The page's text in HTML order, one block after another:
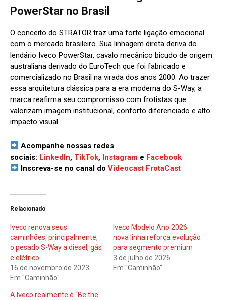
PowerStar no Brasil
O conceito do STRATOR traz uma forte ligação emocional
com o mercado brasileiro. Sua linhagem direta deriva do
lendário Iveco PowerStar, cavalo mecânico bicudo de origem
australiana derivado do EuroTech que foi fabricado e
comercializado no Brasil na virada dos anos 2000. Ao trazer
essa arquitetura clássica para a era moderna do S-Way, a
marca reafirma seu compromisso com frotistas que
valorizam imagem institucional, conforto diferenciado e alto
impacto visual.
Acompanhe nossas redes
sociais: LinkedIn, TikTok, Instagram e Facebook
Inscreva-se no canal doVideocast FrotaCast
Relacionado
Iveco renova seus
caminhões, principalmente,
o pesado S-Way a diesel, gás
e elétrico
16 de novembro de 2023
Em "Caminhão"
Iveco Modelo Ano 2026:
nova linha reforça evolução
para segmento premium
3 de julho de 2026
Em "Caminhão"
A Iveco realmente é “Be the